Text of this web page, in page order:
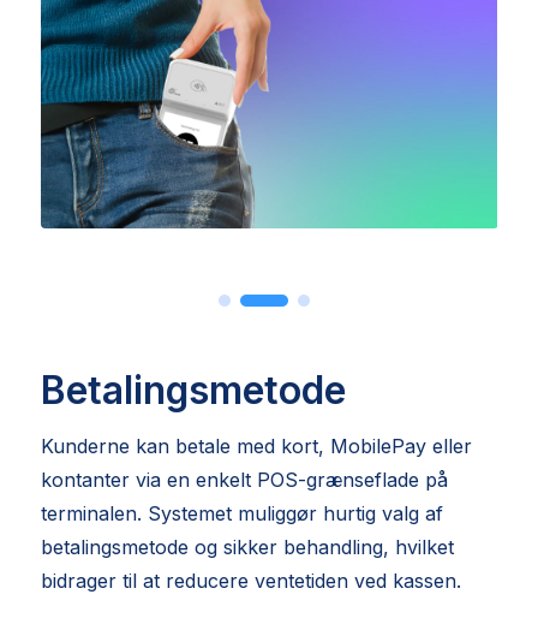
Betalingsmetode
Kunderne kan betale med kort, MobilePay eller
kontanter via en enkelt POS-grænseflade på
terminalen. Systemet muliggør hurtig valg af
betalingsmetode og sikker behandling, hvilket
bidrager til at reducere ventetiden ved kassen.